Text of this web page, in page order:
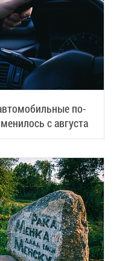
по­
с ав­гу­ста